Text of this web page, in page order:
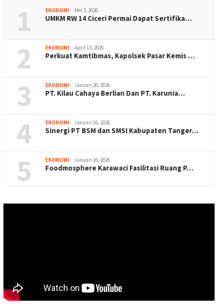
1 EKONOMI Mei 3, 2026
UMKM RW 14 Ciceri Permai Dapat Sertifika…
2 EKONOMI April 13, 2026
Perkuat Kamtibmas, Kapolsek Pasar Kemis …
3 EKONOMI Januari 26, 2026
PT. Kilau Cahaya Berlian Dan PT. Karunia…
4 EKONOMI Januari 16, 2026
Sinergi PT BSM dan SMSI Kabupaten Tanger…
5 EKONOMI Januari 16, 2026
Foodmosphere Karawaci Fasilitasi Ruang P…